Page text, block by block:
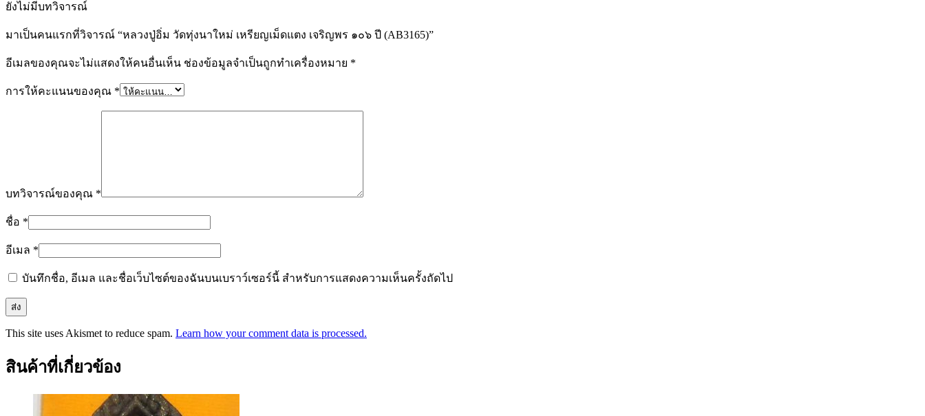
ยังไม่มีบทวิจารณ์
มาเป็นคนแรกที่วิจารณ์ “หลวงปู่อิ่ม วัดทุ่งนาใหม่ เหรียญเม็ดแตง เจริญพร ๑๐๖ ปี (AB3165)”
อีเมลของคุณจะไม่แสดงให้คนอื่นเห็น ช่องข้อมูลจำเป็นถูกทำเครื่องหมาย *
การให้คะแนนของคุณ *
บทวิจารณ์ของคุณ *
ชื่อ *
อีเมล *
บันทึกชื่อ, อีเมล และชื่อเว็บไซต์ของฉันบนเบราว์เซอร์นี้ สำหรับการแสดงความเห็นครั้งถัดไป
This site uses Akismet to reduce spam. Learn how your comment data is processed.
สินค้าที่เกี่ยวข้อง